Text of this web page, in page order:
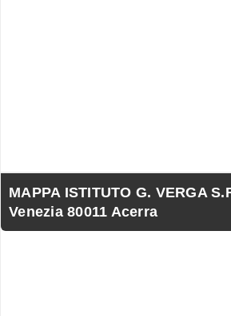
MAPPA ISTITUTO G. VERGA
Venezia 80011 Acerra